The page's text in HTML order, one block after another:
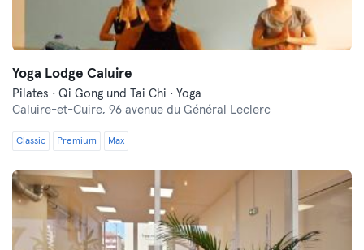
Yoga Lodge Caluire
Pilates · Qi Gong und Tai Chi · Yoga
Caluire-et-Cuire, 96 avenue du Général Leclerc
Classic Premium Max